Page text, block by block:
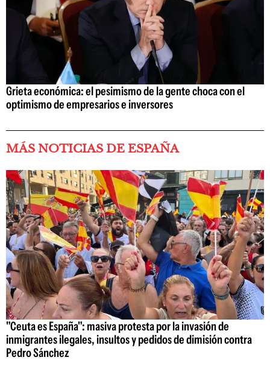
Grieta económica: el pesimismo de la gente choca con el
optimismo de empresarios e inversores
MÁS NOTICIAS DE ESPAÑA
"Ceuta es España": masiva protesta por la invasión de
inmigrantes ilegales, insultos y pedidos de dimisión contra
Pedro Sánchez